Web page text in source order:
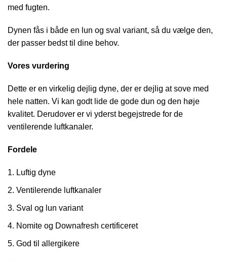
med fugten.
Dynen fås i både en lun og sval variant, så du vælge den,
der passer bedst til dine behov.
Vores vurdering
Dette er en virkelig dejlig dyne, der er dejlig at sove med
hele natten. Vi kan godt lide de gode dun og den høje
kvalitet. Derudover er vi yderst begejstrede for de
ventilerende luftkanaler.
Fordele
Luftig dyne
Ventilerende luftkanaler
Sval og lun variant
Nomite og Downafresh certificeret
God til allergikere